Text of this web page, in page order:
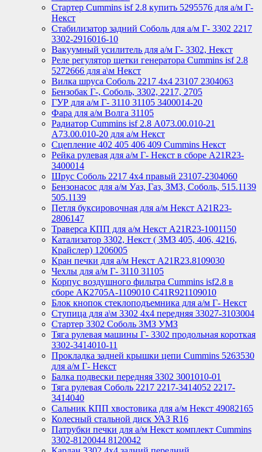
Стартер Cummins isf 2.8 купить 5295576 для а/м Г-
Некст
Стабилизатор задний Соболь для а/м Г- 3302 2217
3302-2916016-10
Вакуумный усилитель для а/м Г- 3302, Некст
Реле регулятор щетки генератора Cummins isf 2.8
5272666 для а\м Некст
Вилка шруса Соболь 2217 4х4 23107 2304063
Бензобак Г-, Соболь, 3302, 2217, 2705
ГУР для а/м Г- 3110 31105 3400014-20
Фара для а/м Волга 31105
Радиатор Cummins isf 2.8 А073.00.010-21
А73.00.010-20 для а/м Некст
Сцепление 402 405 406 409 Cummins Некст
Рейка рулевая для а/м Г- Некст в сборе А21R23-
3400014
Шрус Соболь 2217 4х4 правый 23107-2304060
Бензонасос для а/м Уаз, Газ, ЗМЗ, Соболь, 515.1139
505.1139
Петля буксировочная для а/м Некст A21R23-
2806147
Траверса КПП для а/м Некст A21R23-1001150
Катализатор 3302, Некст ( ЗМЗ 405, 406, 4216,
Крайслер) 1206005
Кран печки для а/м Некст A21R23.8109030
Чехлы для а/м Г- 3110 31105
Корпус воздушного фильтра Cummins isf2.8 в
сборе АК2705А-1109010 С41R921109010
Блок кнопок стеклоподъемника для а/м Г- Некст
Ступица для а\м 3302 4х4 передняя 33027-3103004
Стартер 3302 Соболь ЗМЗ УМЗ
Тяга рулевая машины Г- 3302 продольная короткая
3302-3414010-11
Прокладка задней крышки цепи Cummins 5263530
для а/м Г- Некст
Балка подвески передняя 3302 3001010-01
Тяга рулевая Соболь 2217 2217-3414052 2217-
3414040
Сальник КПП хвостовика для а/м Некст 49082165
Колесный стальной диск УАЗ R16
Патрубки печки для а/м Некст комплект Cummins
3302-8120044 8120042